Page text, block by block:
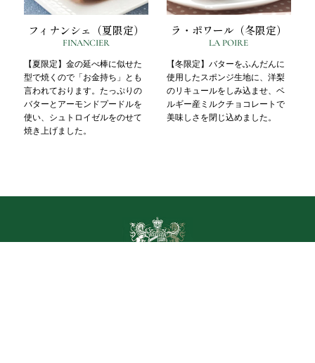
フィナンシェ（夏限定）
FINANCIER
【夏限定】金の延べ棒に似せた
型で焼くので「お金持ち」とも
言われております。たっぷりの
バターとアーモンドプードルを
使い、シュトロイゼルをのせて
焼き上げました。
ラ・ポワール（冬限定）
LA POIRE
【冬限定】バターをふんだんに
使用したスポンジ生地に、洋梨
のリキュールをしみ込ませ、ベ
ルギー産ミルクチョコレートで
美味しさを閉じ込めました。